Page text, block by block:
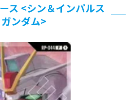
ス <シン＆インパルス
ガンダム>